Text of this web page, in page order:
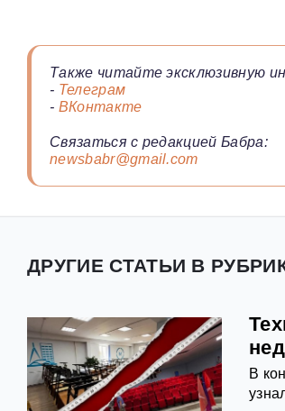
Также читайте эксклюзивную
- Телеграм
- ВКонтакте
Связаться с редакцией Бабра:
newsbabr@gmail.com
ДРУГИЕ СТАТЬИ В
В